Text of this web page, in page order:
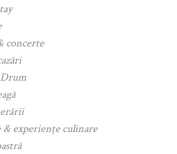
concerte
& experiențe culinare